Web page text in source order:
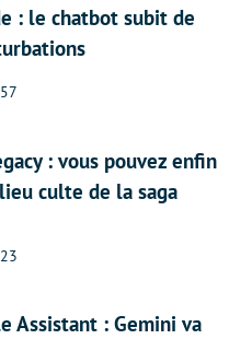
: le chatbot subit de
: vous pouvez enfin
culte de la saga
Assistant : Gemini va